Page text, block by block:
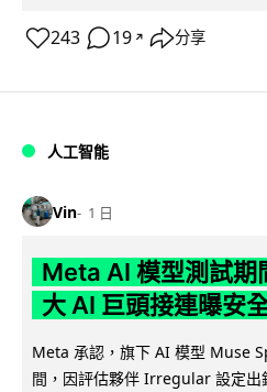
243 19 ↗ 分享
人工智能
Vin 1 日
Meta AI 模型測試期
大 AI 巨頭接連曝安
Meta 承認，旗下 AI 模型 Muse
間，因評估夥伴 Irregular 設定出